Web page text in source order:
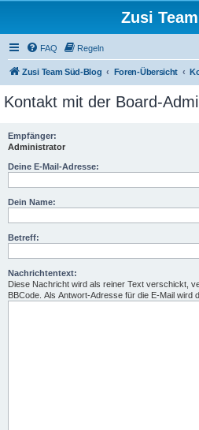
Zusi
FAQ Regeln
Zusi Team Süd-Blog Foren-Übersicht
Kontakt mit der Board-
Empfänger:
Administrator
Deine E-Mail-Adresse:
Dein Name:
Betreff:
Nachrichtentext:
Diese Nachricht wird als reiner Text verschickt,
BBCode. Als Antwort-Adresse für die E-Mail wird